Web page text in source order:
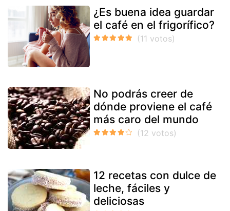
¿Es buena idea guardar
el café en el frigorífico?
No podrás creer de
dónde proviene el café
más caro del mundo
12 recetas con dulce de
leche, fáciles y
deliciosas